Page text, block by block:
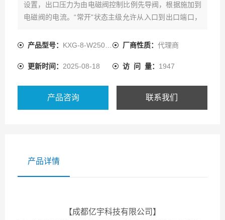
设置，出口压力为由电磁阀控制比例先导阀，根据施加到
电磁阀的电流。“常开"状态主级允许从入口到出口端口，
授权代理-威格士KXG-8比例减压阀02-359448
产品型号： KXG-8-W250-Z-M-U-H1-10 厂商性质： 代理商
更新时间： 2025-08-18 访 问 量： 1947
产品咨询 联系我们
产品详情
【成都亿宇科技有限公司】